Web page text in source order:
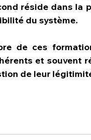
réside dans la
du système.
de ces
et souvent
de leur